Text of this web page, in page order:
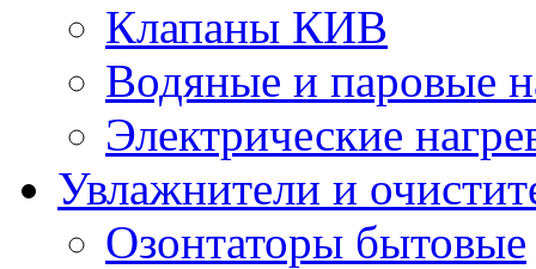
Клапаны КИВ
Водяные и паровые
Электрические
Увлажнители и
Озонтаторы бытовые